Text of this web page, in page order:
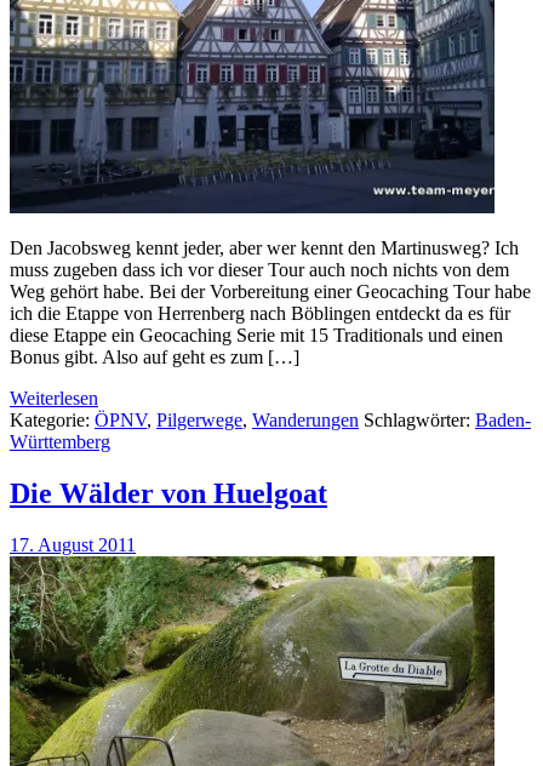
Den Jacobsweg kennt jeder, aber wer kennt den Martinusweg? Ich
muss zugeben dass ich vor dieser Tour auch noch nichts von dem
Weg gehört habe. Bei der Vorbereitung einer Geocaching Tour habe
ich die Etappe von Herrenberg nach Böblingen entdeckt da es für
diese Etappe ein Geocaching Serie mit 15 Traditionals und einen
Bonus gibt. Also auf geht es zum […]
Weiterlesen
Kategorie: ÖPNV, Pilgerwege, Wanderungen Schlagwörter: Baden-
Württemberg
Die Wälder von Huelgoat
17. August 2011